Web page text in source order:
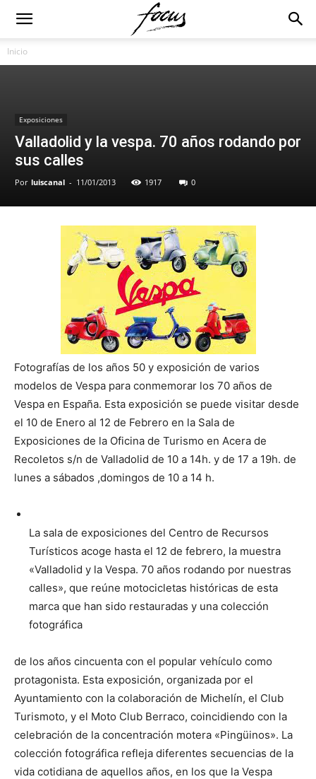
Inicio
Exposiciones
Valladolid y la vespa. 70 años rodando por
sus calles
Por luiscanal - 11/01/2013 1917 0
Fotografías de los años 50 y exposición de varios
modelos de Vespa para conmemorar los 70 años de
Vespa en España. Esta exposición se puede visitar desde
el 10 de Enero al 12 de Febrero en la Sala de
Exposiciones de la Oficina de Turismo en Acera de
Recoletos s/n de Valladolid de 10 a 14h. y de 17 a 19h. de
lunes a sábados ,domingos de 10 a 14 h.
La sala de exposiciones del Centro de Recursos
Turísticos acoge hasta el 12 de febrero, la muestra
«Valladolid y la Vespa. 70 años rodando por nuestras
calles», que reúne motocicletas históricas de esta
marca que han sido restauradas y una colección
fotográfica
de los años cincuenta con el popular vehículo como
protagonista. Esta exposición, organizada por el
Ayuntamiento con la colaboración de Michelín, el Club
Turismoto, y el Moto Club Berraco, coincidiendo con la
celebración de la concentración motera «Pingüinos». La
colección fotográfica refleja diferentes secuencias de la
vida cotidiana de aquellos años, en los que la Vespa